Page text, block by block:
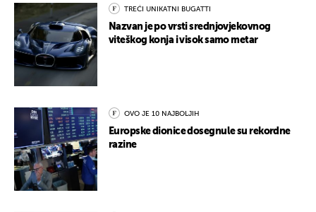
TREĆI UNIKATNI BUGATTI
Nazvan je po vrsti srednjovjekovnog
viteškog konja i visok samo metar
OVO JE 10 NAJBOLJIH
Europske dionice dosegnule su rekordne
razine